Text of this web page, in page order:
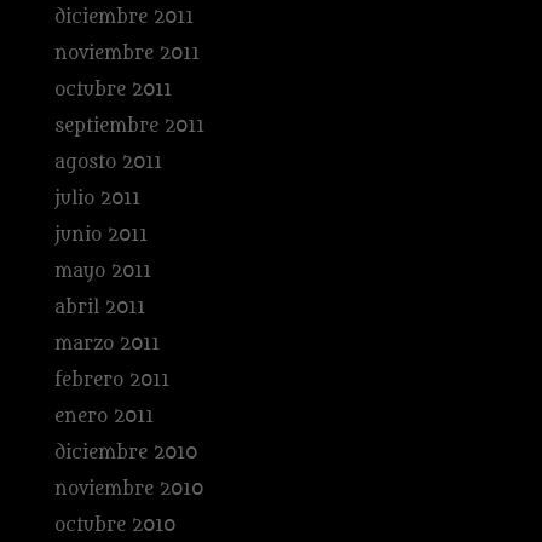
diciembre 2011
noviembre 2011
octubre 2011
septiembre 2011
agosto 2011
julio 2011
junio 2011
mayo 2011
abril 2011
marzo 2011
febrero 2011
enero 2011
diciembre 2010
noviembre 2010
octubre 2010